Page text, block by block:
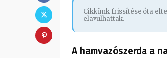
Cikkünk frissítése óta
elavulhattak.
A hamvazószerda a